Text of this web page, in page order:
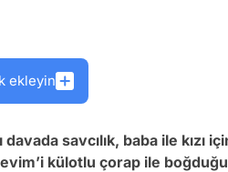
ekleyin
savcılık, baba ile kızı
külotlu çorap ile boğduğu